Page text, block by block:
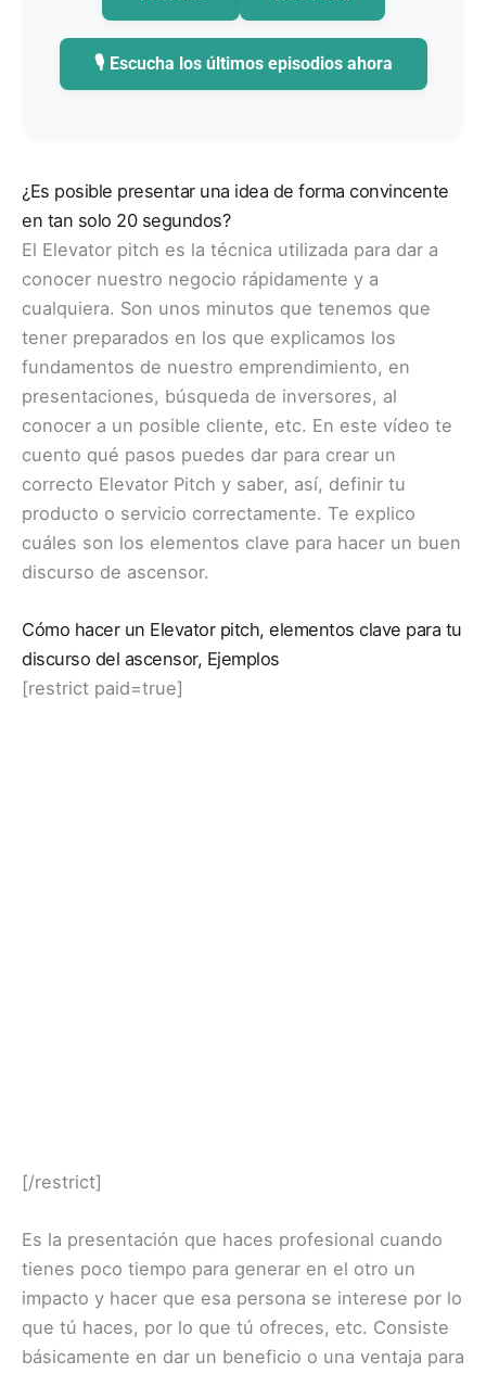
🎙️ Escucha los últimos episodios ahora
¿Es posible presentar una idea de forma convincente
en tan solo 20 segundos?
El Elevator pitch es la técnica utilizada para dar a
conocer nuestro negocio rápidamente y a
cualquiera. Son unos minutos que tenemos que
tener preparados en los que explicamos los
fundamentos de nuestro emprendimiento, en
presentaciones, búsqueda de inversores, al
conocer a un posible cliente, etc. En este vídeo te
cuento qué pasos puedes dar para crear un
correcto Elevator Pitch y saber, así, definir tu
producto o servicio correctamente. Te explico
cuáles son los elementos clave para hacer un buen
discurso de ascensor.
Cómo hacer un Elevator pitch, elementos clave para tu
discurso del ascensor, Ejemplos
[restrict paid=true]
[/restrict]
Es la presentación que haces profesional cuando
tienes poco tiempo para generar en el otro un
impacto y hacer que esa persona se interese por lo
que tú haces, por lo que tú ofreces, etc. Consiste
básicamente en dar un beneficio o una ventaja para